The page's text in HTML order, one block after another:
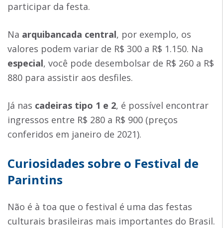
participar da festa.
Na arquibancada central, por exemplo, os
valores podem variar de R$ 300 a R$ 1.150. Na
especial, você pode desembolsar de R$ 260 a R$
880 para assistir aos desfiles.
Já nas cadeiras tipo 1 e 2, é possível encontrar
ingressos entre R$ 280 a R$ 900 (preços
conferidos em janeiro de 2021).
Curiosidades sobre o Festival de
Parintins
Não é à toa que o festival é uma das festas
culturais brasileiras mais importantes do Brasil.